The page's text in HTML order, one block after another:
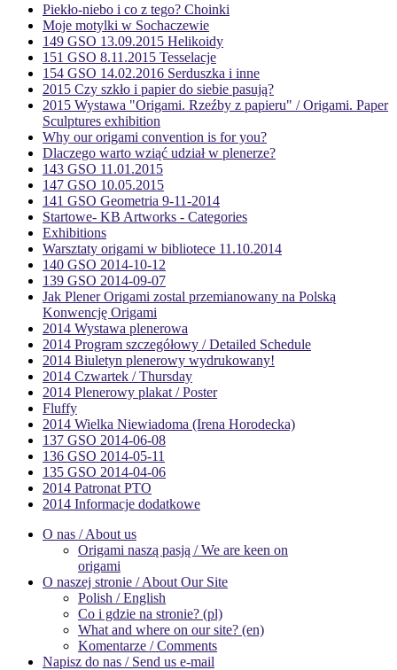
Piekło-niebo i co z tego? Choinki
Moje motylki w Sochaczewie
149 GSO 13.09.2015 Helikoidy
151 GSO 8.11.2015 Tesselacje
154 GSO 14.02.2016 Serduszka i inne
2015 Czy szkło i papier do siebie pasują?
2015 Wystawa "Origami. Rzeźby z papieru" / Origami. Paper
Sculptures exhibition
Why our origami convention is for you?
Dlaczego warto wziąć udział w plenerze?
143 GSO 11.01.2015
147 GSO 10.05.2015
141 GSO Geometria 9-11-2014
Startowe- KB Artworks - Categories
Exhibitions
Warsztaty origami w bibliotece 11.10.2014
140 GSO 2014-10-12
139 GSO 2014-09-07
Jak Plener Origami zostal przemianowany na Polską
Konwencję Origami
2014 Wystawa plenerowa
2014 Program szczegółowy / Detailed Schedule
2014 Biuletyn plenerowy wydrukowany!
2014 Czwartek / Thursday
2014 Plenerowy plakat / Poster
Fluffy
2014 Wielka Niewiadoma (Irena Horodecka)
137 GSO 2014-06-08
136 GSO 2014-05-11
135 GSO 2014-04-06
2014 Patronat PTO
2014 Informacje dodatkowe
O nas / About us
Origami naszą pasją / We are keen on
origami
O naszej stronie / About Our Site
Polish / English
Co i gdzie na stronie? (pl)
What and where on our site? (en)
Komentarze / Comments
Napisz do nas / Send us e-mail